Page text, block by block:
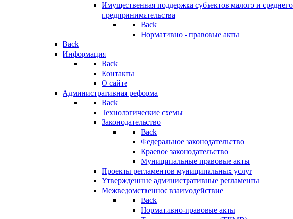
Имущественная поддержка субъектов малого и среднего
предпринимательства
Back
Нормативно - правовые акты
Back
Информация
Back
Контакты
О сайте
Административная реформа
Back
Технологические схемы
Законодательство
Back
Федеральное законодательство
Краевое законодательство
Муниципальные правовые акты
Проекты регламентов муниципальных услуг
Утвержденные административные регламенты
Межведомственное взаимодействие
Back
Нормативно-правовые акты